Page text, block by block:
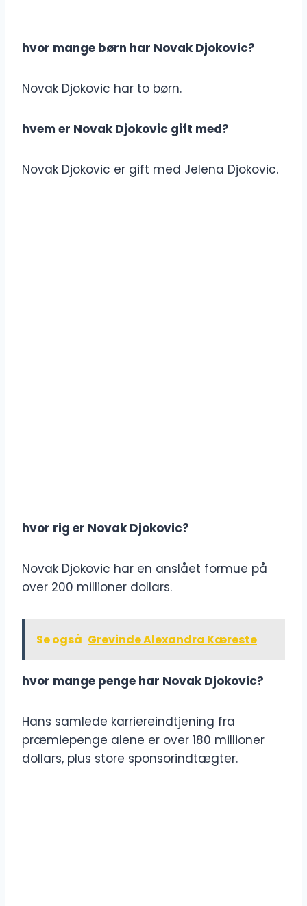
hvor mange børn har Novak Djokovic?
Novak Djokovic har to børn.
hvem er Novak Djokovic gift med?
Novak Djokovic er gift med Jelena Djokovic.
hvor rig er Novak Djokovic?
Novak Djokovic har en anslået formue på
over 200 millioner dollars.
Se også Grevinde Alexandra Kæreste
hvor mange penge har Novak Djokovic?
Hans samlede karriereindtjening fra
præmiepenge alene er over 180 millioner
dollars, plus store sponsorindtægter.